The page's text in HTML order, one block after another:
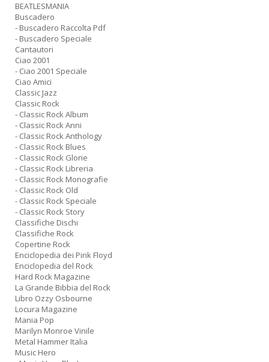
BEATLESMANIA
Buscadero
- Buscadero Raccolta Pdf
- Buscadero Speciale
Cantautori
Ciao 2001
- Ciao 2001 Speciale
Ciao Amici
Classic Jazz
Classic Rock
- Classic Rock Album
- Classic Rock Anni
- Classic Rock Anthology
- Classic Rock Blues
- Classic Rock Glorie
- Classic Rock Libreria
- Classic Rock Monografie
- Classic Rock Old
- Classic Rock Speciale
- Classic Rock Story
Classifiche Dischi
Classifiche Rock
Copertine Rock
Enciclopedia dei Pink Floyd
Enciclopedia del Rock
Hard Rock Magazine
La Grande Bibbia del Rock
Libro Ozzy Osbourne
Locura Magazine
Mania Pop
Marilyn Monroe Vinile
Metal Hammer Italia
Music Hero